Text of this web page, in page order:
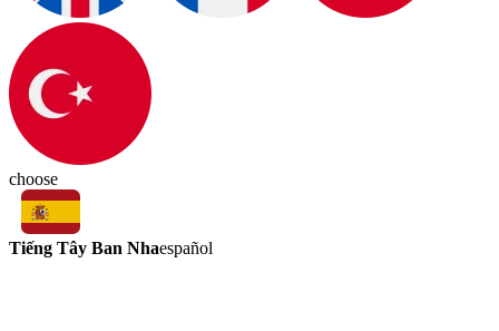
choose
Tiếng Tây Ban Nhaespañol